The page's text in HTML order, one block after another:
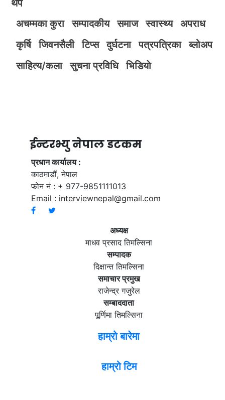
थप
अचम्मका कुरा
सम्पादकीय समाज स्वास्थ्य
अपराध
कृर्षि
जिवनसैली टिप्स दुर्घटना पत्रपत्रिका
ब्लोअप
साहित्य/कला
सुचना प्रविधि भिडियाे
ईन्टरभ्यु नेपाल डटकम
प्रधान कार्यालय :
काठमाडौं, नेपाल
फोन नं : + 977-9851111013
Email : interviewnepal@gmail.com
अध्यक्ष
माधव प्रसाद तिमल्सिना
सम्पादक
दिक्षान्त तिमल्सिना
समाचार प्रमुख
राजेन्द्र गजुरेल
सम्बाददाता
पूर्णिमा तिमल्सिना
हाम्रो बारेमा
हाम्रो टिम